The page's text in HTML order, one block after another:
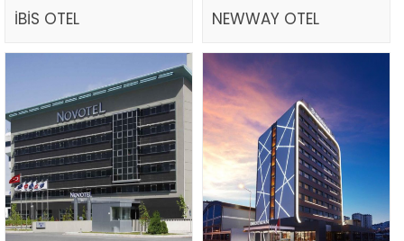
İBİS OTEL NEWWAY OTEL